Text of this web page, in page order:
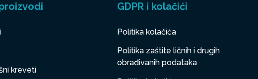
kreveti
GDPR i kolačići
Politika kolačića
Politika zaštite ličnih i drugih
obrađivanih podataka